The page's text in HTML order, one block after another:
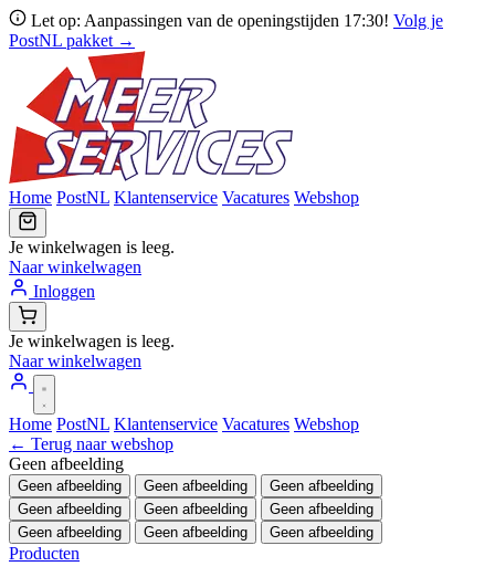
Let op: Aanpassingen van de openingstijden 17:30! Volg je
PostNL pakket →
Home PostNL Klantenservice Vacatures Webshop
Je winkelwagen is leeg.
Naar winkelwagen
Inloggen
Je winkelwagen is leeg.
Naar winkelwagen
Home PostNL Klantenservice Vacatures Webshop
← Terug naar webshop
Geen afbeelding
Geen afbeelding Geen afbeelding
Geen afbeelding
Geen afbeelding
Geen afbeelding
Geen afbeelding
Geen afbeelding
Geen afbeelding Geen afbeelding
Producten